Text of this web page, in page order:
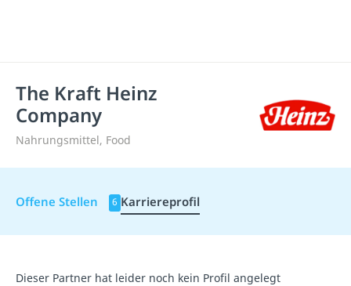
The Kraft Heinz
Company
Nahrungsmittel, Food
Offene Stellen 6 Karriereprofil
Dieser Partner hat leider noch kein Profil angelegt